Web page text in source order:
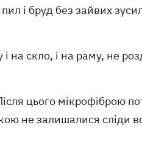
і бруд без зайвих
скло, і на раму, не
цього мікрофіброю
не залишалися сліди